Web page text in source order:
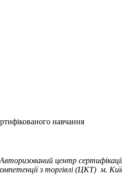
навчання
Авторизований центр
з торгівлі (ЦКТ) м.